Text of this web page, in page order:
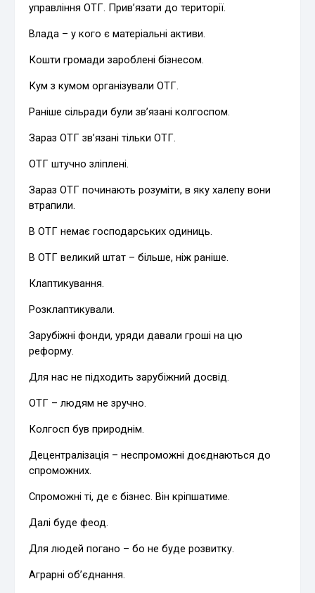
управління ОТГ. Прив’язати до території.
Влада – у кого є матеріальні активи.
Кошти громади зароблені бізнесом.
Кум з кумом організували ОТГ.
Раніше сільради були зв’язані колгоспом.
Зараз ОТГ зв’язані тільки ОТГ.
ОТГ штучно зліплені.
Зараз ОТГ починають розуміти, в яку халепу вони
втрапили.
В ОТГ немає господарських одиниць.
В ОТГ великий штат – більше, ніж раніше.
Клаптикування.
Розклаптикували.
Зарубіжні фонди, уряди давали гроші на цю
реформу.
Для нас не підходить зарубіжний досвід.
ОТГ – людям не зручно.
Колгосп був природнім.
Децентралізація – неспроможні доєднаються до
спроможних.
Спроможні ті, де є бізнес. Він кріпшатиме.
Далі буде феод.
Для людей погано – бо не буде розвитку.
Аграрні об’єднання.